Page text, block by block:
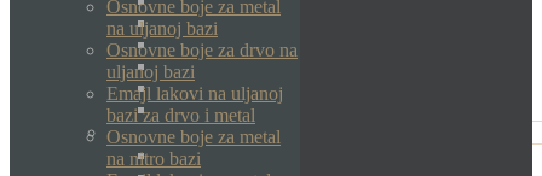
Osnovne boje za metal
na uljanoj bazi
Osnovne boje za drvo na
uljanoj bazi
Emajl lakovi na uljanoj
bazi za drvo i metal
Osnovne boje za metal
na nitro bazi